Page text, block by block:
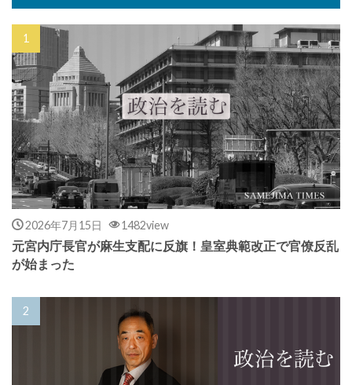
2026年7月15日 1482view
元宮内庁長官が麻生支配に反旗！皇室典範改正で官僚反乱
が始まった